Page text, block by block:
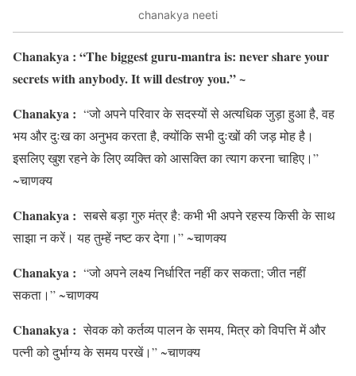
chanakya neeti
Chanakya : “The biggest guru-mantra is: never share your
secrets with anybody. It will destroy you.” ~
Chanakya : “जो अपने परिवार के सदस्यों से अत्यधिक जुड़ा हुआ है, वह
भय और दुःख का अनुभव करता है, क्योंकि सभी दुःखों की जड़ मोह है।
इसलिए खुश रहने के लिए व्यक्ति को आसक्ति का त्याग करना चाहिए।”
~चाणक्य
Chanakya :सबसे बड़ा गुरु मंत्र है: कभी भी अपने रहस्य किसी के साथ
साझा न करें। यह तुम्हें नष्ट कर देगा।” ~चाणक्य
Chanakya : “जो अपने लक्ष्य निर्धारित नहीं कर सकता; जीत नहीं
सकता।” ~चाणक्य
Chanakya :सेवक को कर्तव्य पालन के समय, मित्र को विपत्ति में और
पत्नी को दुर्भाग्य के समय परखें।” ~चाणक्य